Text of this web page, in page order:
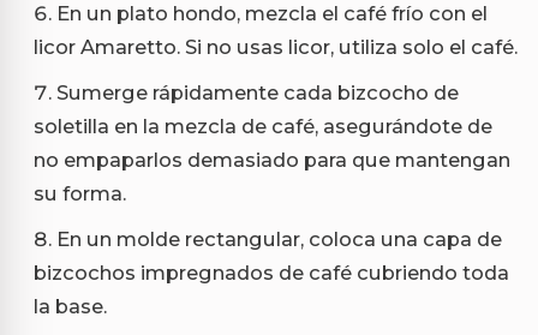
En un plato hondo, mezcla el café frío con el
licor Amaretto. Si no usas licor, utiliza solo el café.
Sumerge rápidamente cada bizcocho de
soletilla en la mezcla de café, asegurándote de
no empaparlos demasiado para que mantengan
su forma.
En un molde rectangular, coloca una capa de
bizcochos impregnados de café cubriendo toda
la base.